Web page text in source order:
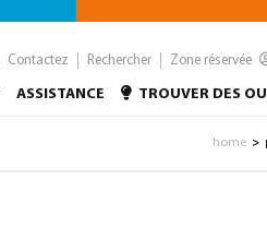
Contactez Rechercher Zone réservée
ASSISTANCE TROUVER DES
home >